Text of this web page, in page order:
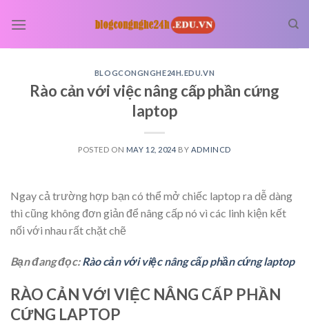
BLOGCONGNGHE24H.EDU.VN
Rào cản với việc nâng cấp phần cứng
laptop
POSTED ON MAY 12, 2024 BY ADMINCD
Ngay cả trường hợp bạn có thể mở chiếc laptop ra dễ dàng
thì cũng không đơn giản để nâng cấp nó vì các linh kiện kết
nối với nhau rất chặt chẽ
Bạn đang đọc:Rào cản với việc nâng cấp phần cứng laptop
RÀO CẢN VỚI VIỆC NÂNG CẤP PHẦN
CỨNG LAPTOP